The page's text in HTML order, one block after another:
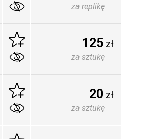
za replikę
125 zł
za sztukę
20 zł
za sztukę